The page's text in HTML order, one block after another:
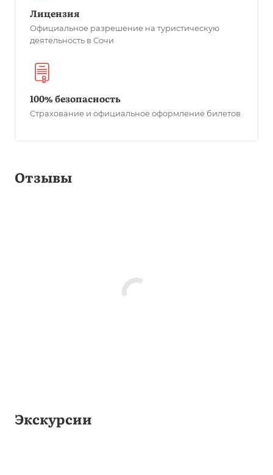
Лицензия
Официальное разрешение на туристическую
деятельность в Сочи
100% безопасность
Страхование и официальное оформление билетов
Отзывы
Экскурсии